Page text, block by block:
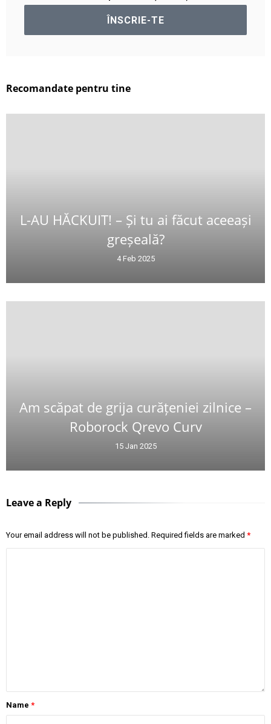
Recomandate pentru tine
L-AU HĂCKUIT! – Și tu ai făcut aceeași
greșeală?
4 Feb 2025
Am scăpat de grija curățeniei zilnice –
Roborock Qrevo Curv
15 Jan 2025
Leave a Reply
Your email address will not be published. Required fields are marked *
Name *